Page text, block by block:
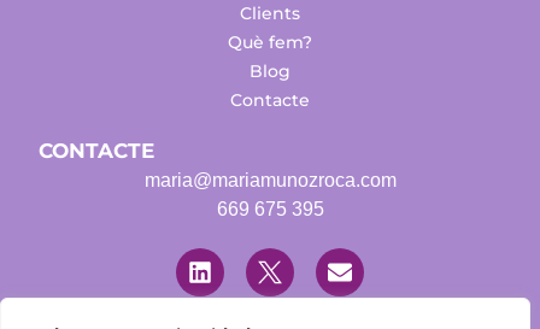
Clients
Què fem?
Blog
Contacte
CONTACTE
maria@mariamunozroca.com
669 675 395
i
n
k
w
i
t
n
v
e